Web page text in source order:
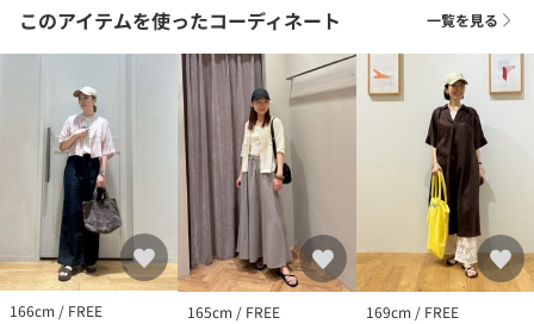
実際の商品と色味、仕様、加工、サイズ、素材等が若干異なる場
合がございます。
※工場の生産の都合上、納期が変更になる場合がございます。発
送日の前後についてはあらかじめご了承ください。
※入荷状況により、お客様への発送が店頭販売より遅れる場合も
ございます。
※商品に「取り扱い上の注意書き」、「洗濯表示」がございます
場合は、使用前に必ずご確認ください。
※商品画像は、光の当たり具合やパソコンなどの閲覧環境によ
り、実際の色味と異なって見える場合がございます。あらかじめ
ご了承ください。
このアイテムを使ったコーディネート 一覧を見る
166cm / FREE 165cm / FREE 169cm / FREE